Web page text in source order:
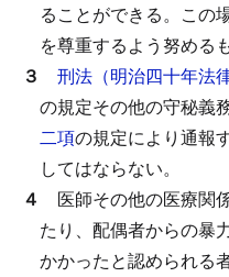
ることができる。 この
を尊重するよう努める
３ 刑法（明治四十年法
の規定その他の守秘義
二項の規定により通報
してはならない。
４ 医師その他の医療関
たり、配偶者からの暴
かかったと認められる